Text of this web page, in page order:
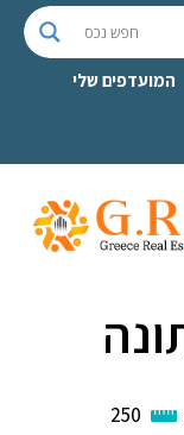
המועדפים שלי
250